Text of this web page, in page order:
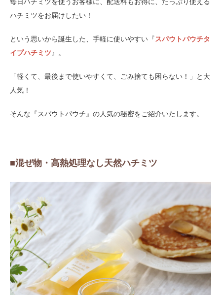
ハチミツをお届けしたい！
という思いから誕生した、手軽に使いやすい『スパウトパウチタ
イプハチミツ 』。
「軽くて、最後まで使いやすくて、ごみ捨ても困らない！」と大
人気！
そんな『スパウトパウチ』の人気の秘密をご紹介いたします。
■混ぜ物・高熱処理なし天然ハチミツ